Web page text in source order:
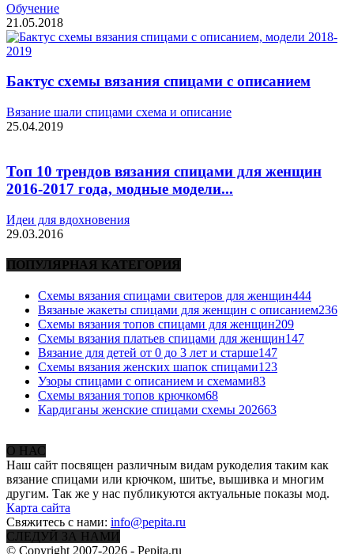
Обучение
21.05.2018
Бактус схемы вязания спицами с описанием
Вязание шали спицами схема и описание
25.04.2019
Топ 10 трендов вязания спицами для женщин
2016-2017 года, модные модели...
Идеи для вдохновения
29.03.2016
ПОПУЛЯРНАЯ КАТЕГОРИЯ
Схемы вязания спицами свитеров для женщин444
Вязаные жакеты спицами для женщин с описанием236
Схемы вязания топов спицами для женщин209
Схемы вязания платьев спицами для женщин147
Вязание для детей от 0 до 3 лет и старше147
Схемы вязания женских шапок спицами123
Узоры спицами с описанием и схемами83
Схемы вязания топов крючком68
Кардиганы женские спицами схемы 202663
О НАС
Наш сайт посвящен различным видам рукоделия таким как
вязание спицами или крючком, шитье, вышивка и многим
другим. Так же у нас публикуются актуальные показы мод.
Карта сайта
Свяжитесь с нами: info@pepita.ru
СЛЕДУЙ ЗА НАМИ
© Copyright 2007-2026 - Pepita.ru